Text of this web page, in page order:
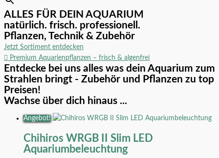
ALLES FÜR DEIN AQUARIUM
natürlich. frisch. professionell.
Pflanzen, Technik & Zubehör
Jetzt Sortiment entdecken
Premium Aquarienpflanzen – frisch & algenfrei
Entdecke bei uns alles was dein Aquarium zum
Strahlen bringt - Zubehör und Pflanzen zu top
Preisen!
Wachse über dich hinaus ...
Angebot!
Chihiros WRGB II Slim LED
Aquariumbeleuchtung